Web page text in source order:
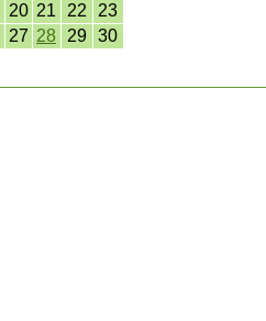
20 21 22
23
27 28 29
30